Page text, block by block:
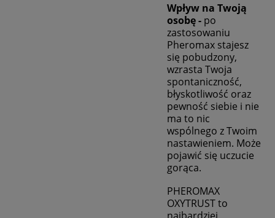
Wpływ na Twoją
osobę - po
zastosowaniu
Pheromax stajesz
się pobudzony,
wzrasta Twoja
spontaniczność,
błyskotliwość oraz
pewność siebie i nie
ma to nic
wspólnego z Twoim
nastawieniem. Może
pojawić się uczucie
gorąca.
PHEROMAX
OXYTRUST to